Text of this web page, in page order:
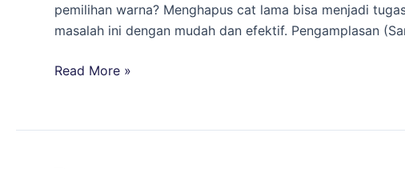
pemilihan warna? Menghapus cat lama bisa menjadi
masalah ini dengan mudah dan efektif. Pengamplasan
dari
Paint
Read More »